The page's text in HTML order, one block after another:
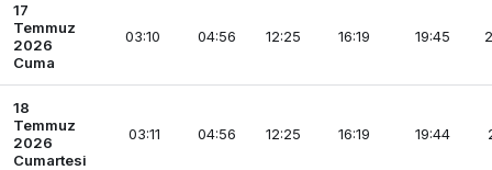
17
Temmuz
2026
Cuma
03:10 04:56 12:25 16:19 19:45
18
Temmuz
2026
Cumartesi
03:11 04:56 12:25 16:19 19:44